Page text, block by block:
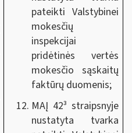
pateikti Valstybinei
mokesčių
inspekcijai
pridėtinės vertės
mokesčio sąskaitų
faktūrų duomenis;
MAĮ 42³ straipsnyje
nustatyta tvarka